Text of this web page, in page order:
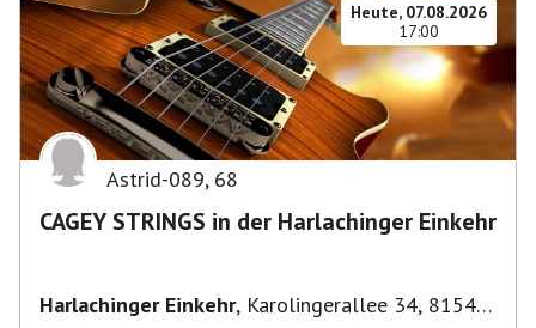
Heute, 07.08.2026
17:00
Astrid-089, 68
CAGEY STRINGS in der Harlachinger Einkehr
Harlachinger Einkehr, Karolingerallee 34, 81545